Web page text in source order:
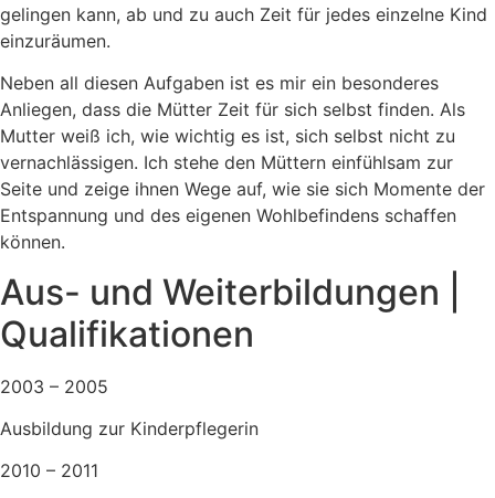
gelingen kann, ab und zu auch Zeit für jedes einzelne Kind
einzuräumen.
Neben all diesen Aufgaben ist es mir ein besonderes
Anliegen, dass die Mütter Zeit für sich selbst finden. Als
Mutter weiß ich, wie wichtig es ist, sich selbst nicht zu
vernachlässigen. Ich stehe den Müttern einfühlsam zur
Seite und zeige ihnen Wege auf, wie sie sich Momente der
Entspannung und des eigenen Wohlbefindens schaffen
können.
Aus- und Weiterbildungen |
Qualifikationen
2003 – 2005
Ausbildung zur Kinderpflegerin
2010 – 2011